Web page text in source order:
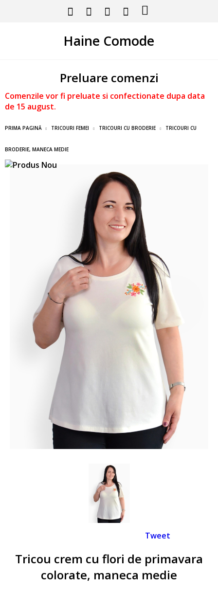
Haine Comode
Preluare comenzi
Comenzile vor fi preluate si confectionate dupa data
de 15 august.
PRIMA PAGINĂ TRICOURI FEMEI TRICOURI CU BRODERIE TRICOURI CU
BRODERIE, MANECA MEDIE
Tricou crem cu flori de primavara
colorate, maneca medie
Tweet